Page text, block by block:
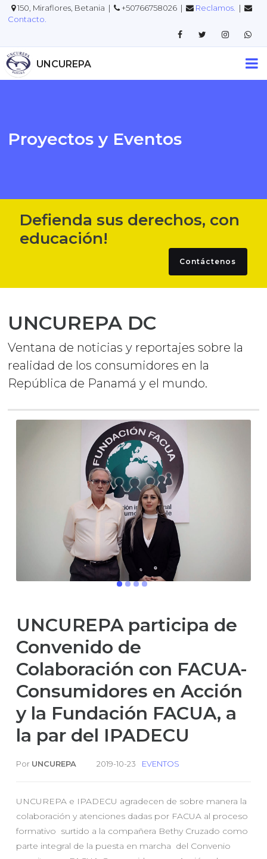
150, Miraflores, Betania | +50766758026 | Reclamos.
|
Contacto.
UNCUREPA
Proyectos y Eventos
Defienda sus derechos, con
educación!
Contáctenos
UNCUREPA DC
Ventana de noticias y reportajes sobre la
realidad de los consumidores en la
República de Panamá y el mundo.
UNCUREPA participa de
Convenido de
Colaboración con FACUA-
Consumidores en Acción
y la Fundación FACUA, a
la par del IPADECU
Por UNCUREPA EVENTOS
UNCUREPA e IPADECU agradecen de sobre manera la
colaboración y atenciones dadas por FACUA al proceso
formativo surtido a la compañera Bethy Cruzado como
parte integral de la puesta en marcha del Convenio